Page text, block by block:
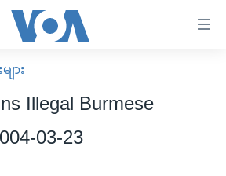
ား
Illegal Burmese
03-23